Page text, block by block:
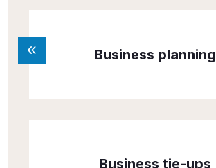
Business planning
Business tie-ups